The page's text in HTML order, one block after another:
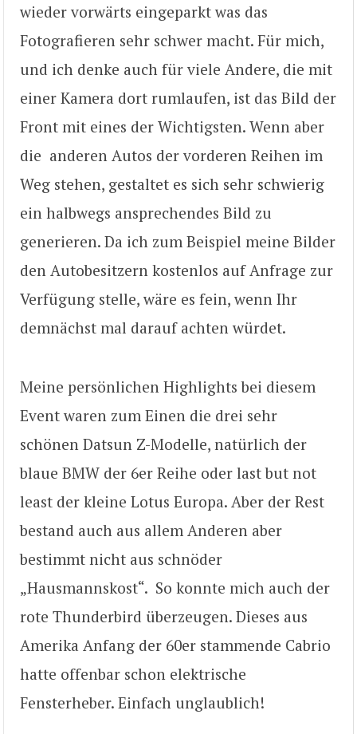
wieder vorwärts eingeparkt was das
Fotografieren sehr schwer macht. Für mich,
und ich denke auch für viele Andere, die mit
einer Kamera dort rumlaufen, ist das Bild der
Front mit eines der Wichtigsten. Wenn aber
die anderen Autos der vorderen Reihen im
Weg stehen, gestaltet es sich sehr schwierig
ein halbwegs ansprechendes Bild zu
generieren. Da ich zum Beispiel meine Bilder
den Autobesitzern kostenlos auf Anfrage zur
Verfügung stelle, wäre es fein, wenn Ihr
demnächst mal darauf achten würdet.
Meine persönlichen Highlights bei diesem
Event waren zum Einen die drei sehr
schönen Datsun Z-Modelle, natürlich der
blaue BMW der 6er Reihe oder last but not
least der kleine Lotus Europa. Aber der Rest
bestand auch aus allem Anderen aber
bestimmt nicht aus schnöder
„Hausmannskost“. So konnte mich auch der
rote Thunderbird überzeugen. Dieses aus
Amerika Anfang der 60er stammende Cabrio
hatte offenbar schon elektrische
Fensterheber. Einfach unglaublich!